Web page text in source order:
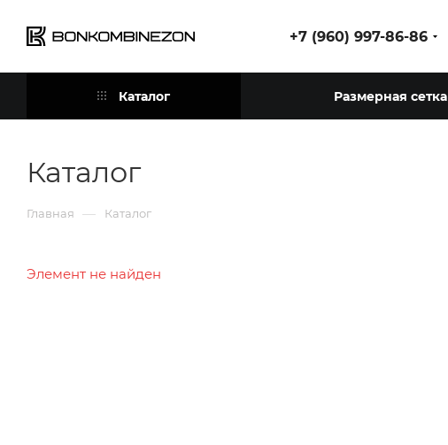
+7 (960) 997-86-86
Каталог Размерная сетка
Каталог
Главная — Каталог
Элемент не найден